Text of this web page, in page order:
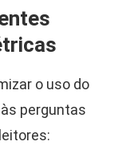
o uso do
perguntas